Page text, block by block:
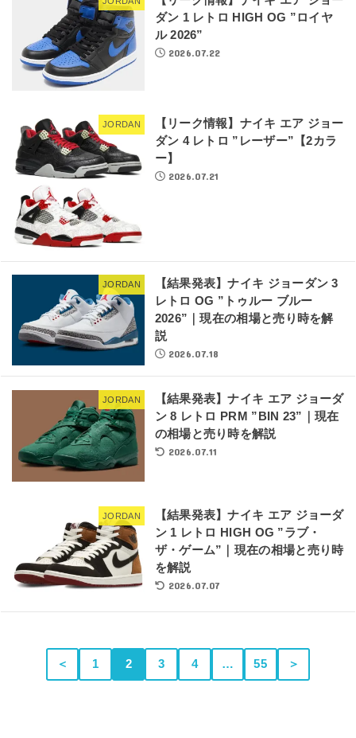
ダン 1 レトロ HIGH OG ”ロイヤ
ル 2026”
2026.07.22
JORDAN
【リーク情報】ナイキ エア ジョー
ダン 4 レトロ ”レーザー”【2カラ
ー】
2026.07.21
JORDAN
【結果発表】ナイキ ジョーダン 3
レトロ OG ”トゥルー ブルー
2026”｜現在の相場と売り時を解
説
2026.07.18
JORDAN
【結果発表】ナイキ エア ジョーダ
ン 8 レトロ PRM ”BIN 23”｜現在
の相場と売り時を解説
2026.07.11
JORDAN
【結果発表】ナイキ エア ジョーダ
ン 1 レトロ HIGH OG ”ラブ・
ザ・ゲーム”｜現在の相場と売り時
を解説
2026.07.07
＜ 1 2 3 4 … 55 ＞